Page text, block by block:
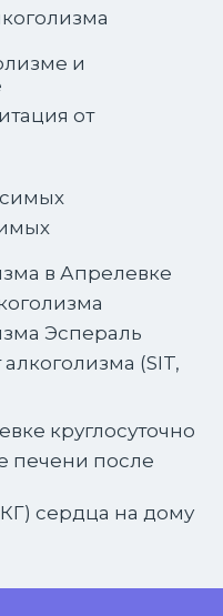
и
от
в Апрелевке
Эспераль
(SIT,
круглосуточно
печени после
сердца на дому